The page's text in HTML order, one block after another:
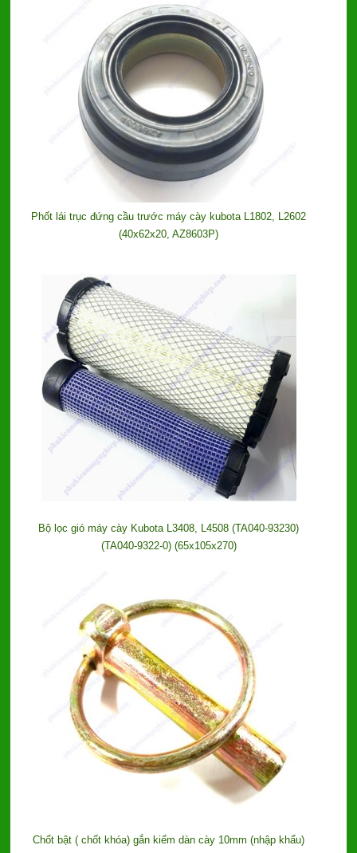
Phốt lái trục đứng cầu trước máy cày kubota L1802, L2602
(40x62x20, AZ8603P)
Bộ lọc gió máy cày Kubota L3408, L4508 (TA040-93230)
(TA040-9322-0) (65x105x270)
Chốt bật ( chốt khóa) gắn kiếm dàn cày 10mm (nhập khẩu)